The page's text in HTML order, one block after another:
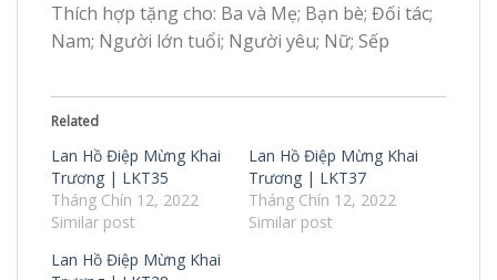
Thích hợp tặng cho: Ba và Mẹ; Bạn bè; Đối tác;
Nam; Người lớn tuổi; Người yêu; Nữ; Sếp
Related
Lan Hồ Điệp Mừng Khai
Trương | LKT35
Tháng Chín 12, 2022
Similar post
Lan Hồ Điệp Mừng Khai
Trương | LKT37
Tháng Chín 12, 2022
Similar post
Lan Hồ Điệp Mừng Khai